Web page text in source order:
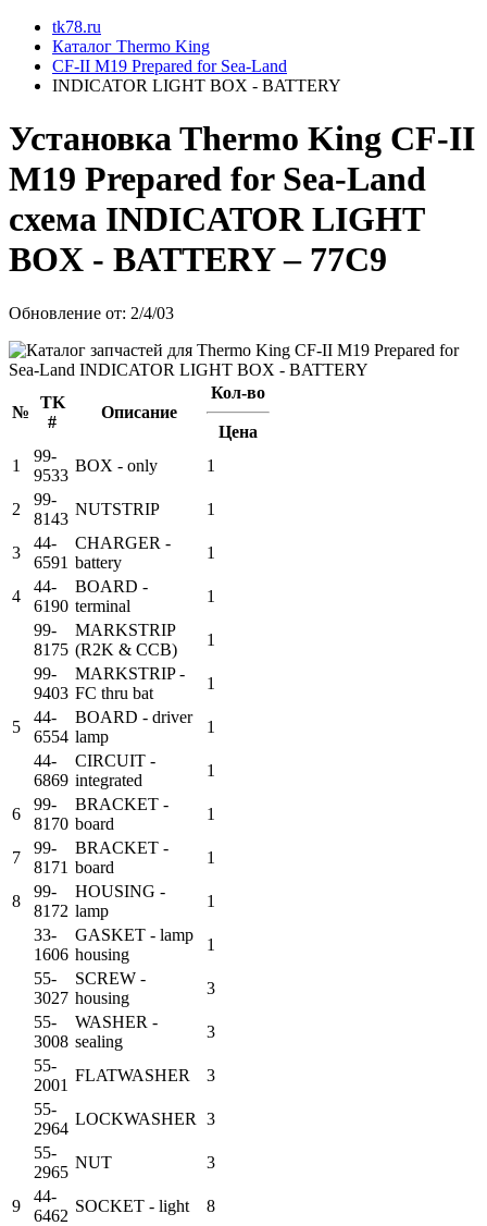
tk78.ru
Каталог Thermo King
CF-II M19 Prepared for Sea-Land
INDICATOR LIGHT BOX - BATTERY
Установкa Thermo King CF-II
M19 Prepared for Sea-Land
схема INDICATOR LIGHT
BOX - BATTERY– 77C9
Обновление от: 2/4/03
№
TK
#
Описание
Кол-во
Цена
1
99-
9533
BOX - only 1
2
99-
8143
NUTSTRIP 1
3
44-
6591
CHARGER -
battery
1
4
44-
6190
BOARD -
terminal
1
99-
8175
MARKSTRIP
(R2K & CCB)
1
99-
9403
MARKSTRIP -
FC thru bat
1
5
44-
6554
BOARD - driver
lamp
1
44-
6869
CIRCUIT -
integrated
1
6
99-
8170
BRACKET -
board
1
7
99-
8171
BRACKET -
board
1
8
99-
8172
HOUSING -
lamp
1
33-
1606
GASKET - lamp
housing
1
55-
3027
SCREW -
housing
3
55-
3008
WASHER -
sealing
3
55-
2001
FLATWASHER
3
55-
2964
LOCKWASHER
3
55-
2965
NUT 3
9
44-
6462
SOCKET - light 8